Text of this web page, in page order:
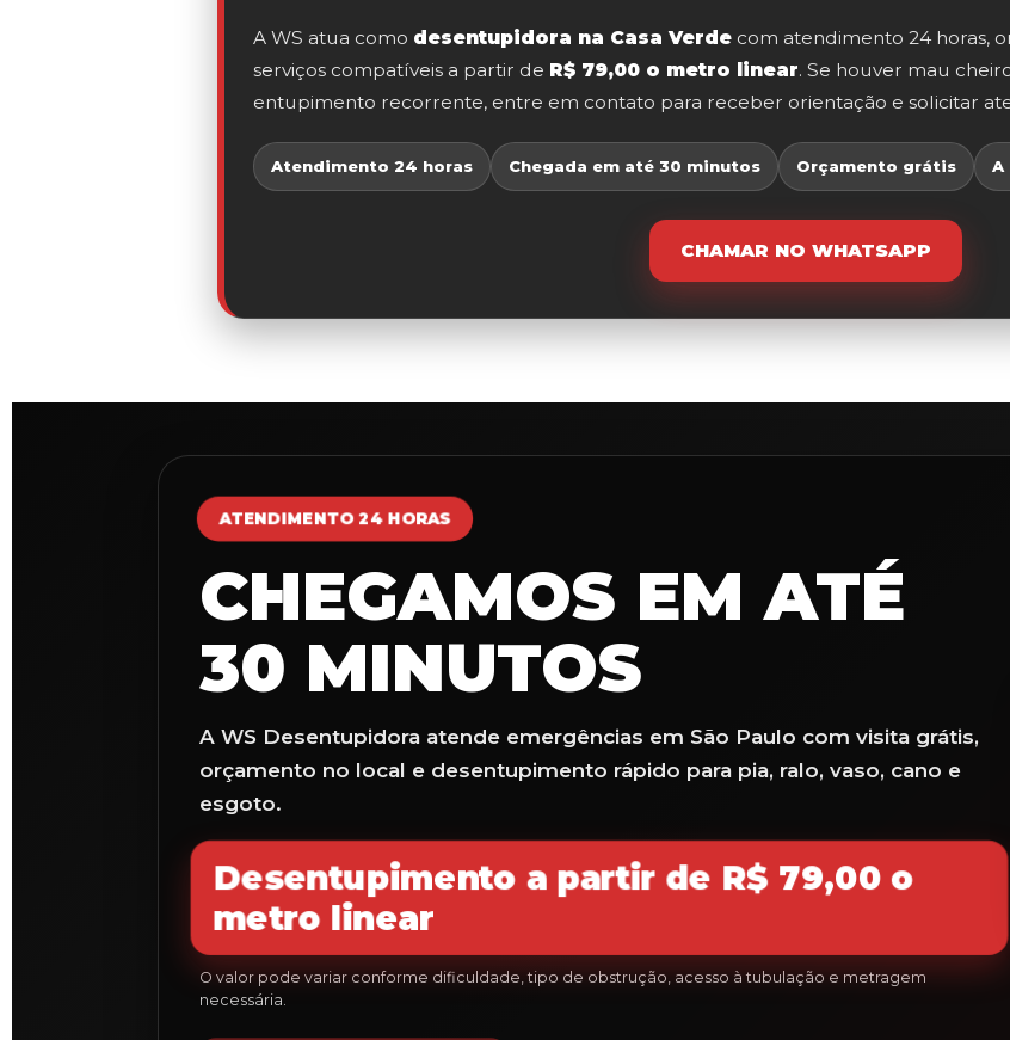
A WS atua como desentupidora na Casa Verde com atendimento 24 horas,
serviços compatíveis a partir de R$ 79,00 o metro linear. Se houver mau
entupimento recorrente, entre em contato para receber orientação e solicitar
Atendimento 24 horas Chegada em até 30 minutos Orçamento grátis A
CHAMAR NO WHATSAPP
ATENDIMENTO 24 HORAS
CHEGAMOS EM ATÉ
30 MINUTOS
A WS Desentupidora atende emergências em São Paulo com visita grátis,
orçamento no local e desentupimento rápido para pia, ralo, vaso, cano e
esgoto.
Desentupimento a partir de R$ 79,00o
metro linear
O valor pode variar conforme dificuldade, tipo de obstrução, acesso à tubulação e metragem
necessária.